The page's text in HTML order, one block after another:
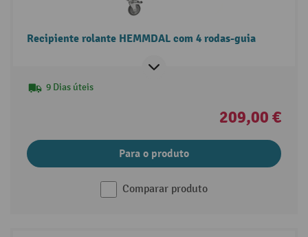
Recipiente rolante HEMMDAL com 4 rodas-guia
9 Dias úteis
209,00 €
Para o produto
Comparar produto